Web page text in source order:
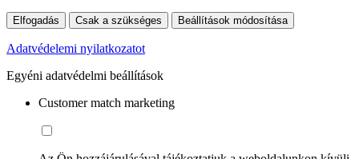
Elfogadás Csak a szükséges Beállítások módosítása
Adatvédelemi nyilatkozatot
Egyéni adatvédelmi beállítások
Customer match marketing